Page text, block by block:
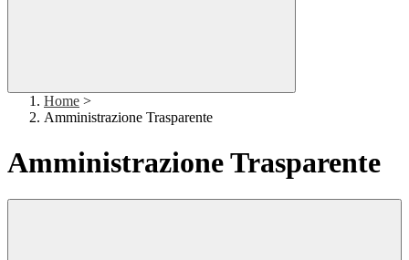
Home >
Amministrazione Trasparente
Amministrazione Trasparente